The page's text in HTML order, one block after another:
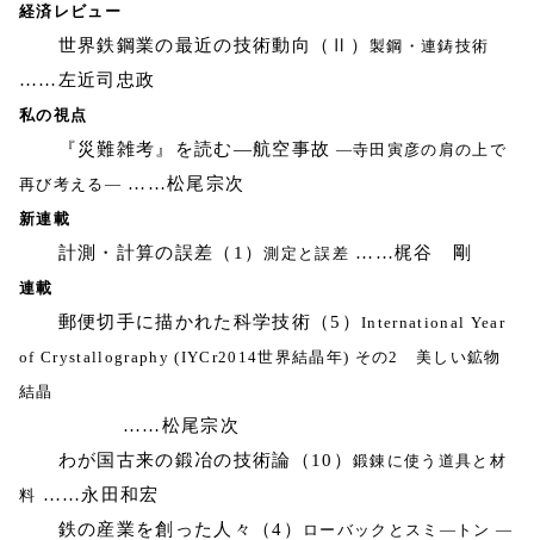
経済レビュー
世界鉄鋼業の最近の技術動向（Ⅱ） 製鋼・連鋳技術
……左近司忠政
私の視点
『災難雑考』を読む―航空事故 ―寺田寅彦の肩の上で
再び考える― ……松尾宗次
新連載
計測・計算の誤差（1）測定と誤差 ……梶谷 剛
連載
郵便切手に描かれた科学技術（5） International Year
of Crystallography (IYCr2014世界結晶年) その2 美しい鉱物
結晶
……松尾宗次
わが国古来の鍛冶の技術論（10） 鍛錬に使う道具と材
料 ……永田和宏
鉄の産業を創った人々（4）
ローバックとスミ―トン ―